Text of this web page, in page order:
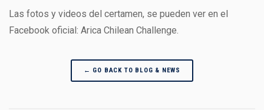
Las fotos y videos del certamen, se pueden ver en el
Facebook oficial: Arica Chilean Challenge.
← GO BACK TO BLOG & NEWS